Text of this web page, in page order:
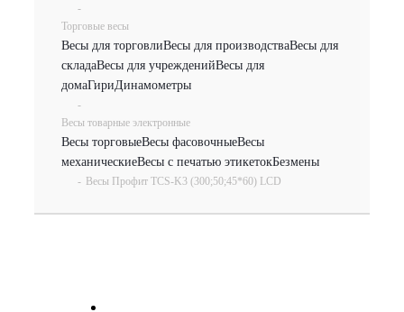
-
Торговые весы
Весы для торговлиВесы для производстваВесы для
складаВесы для учрежденийВесы для
домаГириДинамометры
-
Весы товарные электронные
Весы торговыеВесы фасовочныеВесы
механическиеВесы с печатью этикетокБезмены
- Весы Профит TCS-K3 (300;50;45*60) LCD